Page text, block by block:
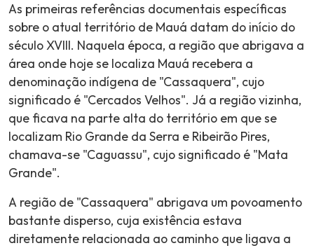
As primeiras referências documentais específicas
sobre o atual território de Mauá datam do início do
século XVIII. Naquela época, a região que abrigava a
área onde hoje se localiza Mauá recebera a
denominação indígena de "Cassaquera", cujo
significado é "Cercados Velhos". Já a região vizinha,
que ficava na parte alta do território em que se
localizam Rio Grande da Serra e Ribeirão Pires,
chamava-se "Caguassu", cujo significado é "Mata
Grande".
A região de "Cassaquera" abrigava um povoamento
bastante disperso, cuja existência estava
diretamente relacionada ao caminho que ligava a